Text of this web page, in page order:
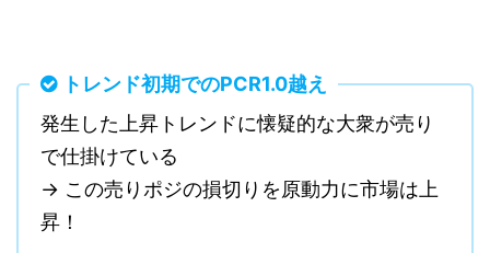
トレンド初期でのPCR1.0越え
発生した上昇トレンドに懐疑的な大衆が売り
で仕掛けている
→ この売りポジの損切りを原動力に市場は上
昇！